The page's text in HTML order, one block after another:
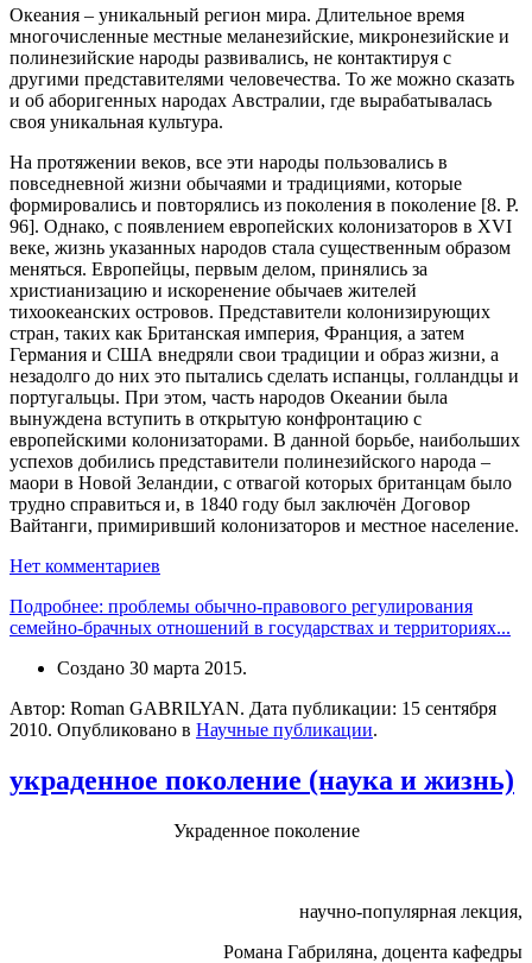
Океания – уникальный регион мира. Длительное время
многочисленные местные меланезийские, микронезийские и
полинезийские народы развивались, не контактируя с
другими представителями человечества. То же можно сказать
и об аборигенных народах Австралии, где вырабатывалась
своя уникальная культура.
На протяжении веков, все эти народы пользовались в
повседневной жизни обычаями и традициями, которые
формировались и повторялись из поколения в поколение [8. P.
96]. Однако, с появлением европейских колонизаторов в XVI
веке, жизнь указанных народов стала существенным образом
меняться. Европейцы, первым делом, принялись за
христианизацию и искоренение обычаев жителей
тихоокеанских островов. Представители колонизирующих
стран, таких как Британская империя, Франция, а затем
Германия и США внедряли свои традиции и образ жизни, а
незадолго до них это пытались сделать испанцы, голландцы и
португальцы. При этом, часть народов Океании была
вынуждена вступить в открытую конфронтацию с
европейскими колонизаторами. В данной борьбе, наибольших
успехов добились представители полинезийского народа –
маори в Новой Зеландии, с отвагой которых британцам было
трудно справиться и, в 1840 году был заключён Договор
Вайтанги, примиривший колонизаторов и местное население.
Нет комментариев
Подробнее: проблемы обычно-правового регулирования
семейно-брачных отношений в государствах и территориях...
Создано 30 марта 2015.
Автор: Roman GABRILYAN. Дата публикации: 15 сентября
2010. Опубликовано в Научные публикации.
украденное поколение (наука и жизнь)
Украденное поколение
научно-популярная лекция,
Романа Габриляна, доцента кафедры